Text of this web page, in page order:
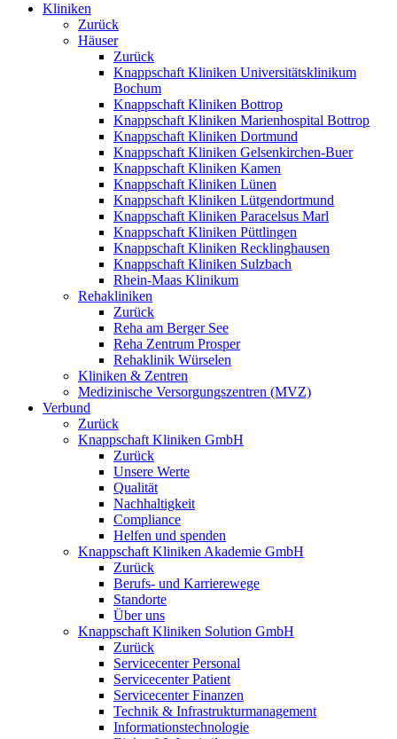
Kliniken
Zurück
Häuser
Zurück
Knappschaft Kliniken Universitätsklinikum
Bochum
Knappschaft Kliniken Bottrop
Knappschaft Kliniken Marienhospital Bottrop
Knappschaft Kliniken Dortmund
Knappschaft Kliniken Gelsenkirchen-Buer
Knappschaft Kliniken Kamen
Knappschaft Kliniken Lünen
Knappschaft Kliniken Lütgendortmund
Knappschaft Kliniken Paracelsus Marl
Knappschaft Kliniken Püttlingen
Knappschaft Kliniken Recklinghausen
Knappschaft Kliniken Sulzbach
Rhein-Maas Klinikum
Rehakliniken
Zurück
Reha am Berger See
Reha Zentrum Prosper
Rehaklinik Würselen
Kliniken & Zentren
Medizinische Versorgungszentren (MVZ)
Verbund
Zurück
Knappschaft Kliniken GmbH
Zurück
Unsere Werte
Qualität
Nachhaltigkeit
Compliance
Helfen und spenden
Knappschaft Kliniken Akademie GmbH
Zurück
Berufs- und Karrierewege
Standorte
Über uns
Knappschaft Kliniken Solution GmbH
Zurück
Servicecenter Personal
Servicecenter Patient
Servicecenter Finanzen
Technik & Infrastrukturmanagement
Informationstechnologie